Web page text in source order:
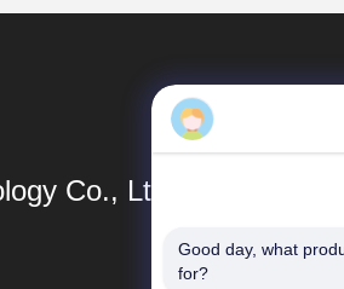
Co., Ltd.
Good day, what
for?